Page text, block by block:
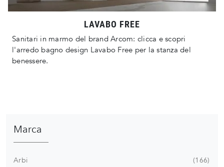
LAVABO FREE
Sanitari in marmo del brand Arcom: clicca e scopri
l'arredo bagno design Lavabo Free per la stanza del
benessere.
Marca
Arbi
166